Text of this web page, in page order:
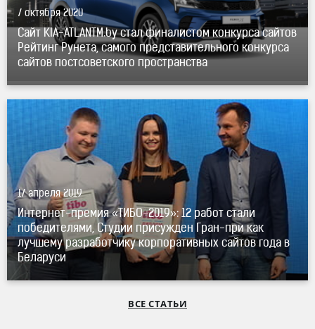
7 октября 2020
Сайт KIA-ATLANTM.by стал финалистом конкурса сайтов
Рейтинг Рунета, самого представительного конкурса
сайтов постсоветского пространства
17 апреля 2019
Интернет-премия «ТИБО-2019»: 12 работ стали
победителями, Студии присужден Гран-при как
лучшему разработчику корпоративных сайтов года в
Беларуси
ВСЕ СТАТЬИ